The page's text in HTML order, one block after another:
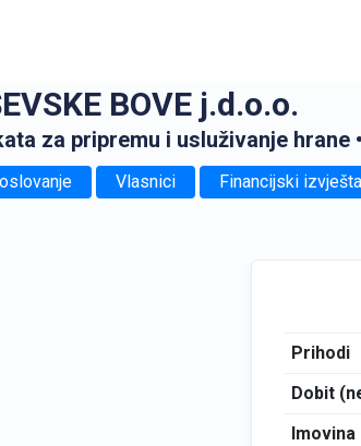
BOVE j.d.o.o.
za pripremu i usluživanje hrane
Vlasnici Financijski
Prihodi
Dobit
Imovina